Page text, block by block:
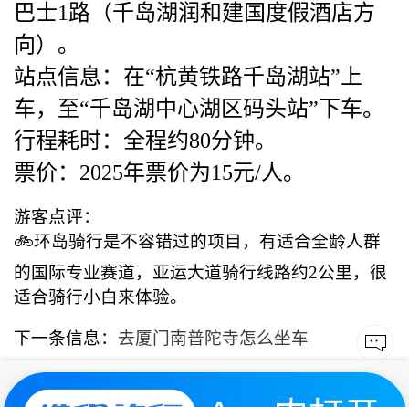
巴士1路（千岛湖润和建国度假酒店方
向）。
站点信息：在“杭黄铁路千岛湖站”上
车，至“千岛湖中心湖区码头站”下车。
行程耗时：全程约80分钟。
票价：2025年票价为15元/人。
游客点评：
🚲环岛骑行是不容错过的项目，有适合全龄人群
的国际专业赛道，亚运大道骑行线路约2公里，很
适合骑行小白来体验。
下一条信息： 去厦门南普陀寺怎么坐车
上一条信息：
常熟高铁站到雄鹰线起点有直达公交